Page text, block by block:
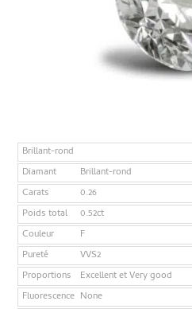
Brillant-rond
Diamant
Brillant-rond
Carats
0.26
Poids total
0.52ct
Couleur
F
Pureté
VVS2
Proportions
Excellent et Very good
Fluorescence None